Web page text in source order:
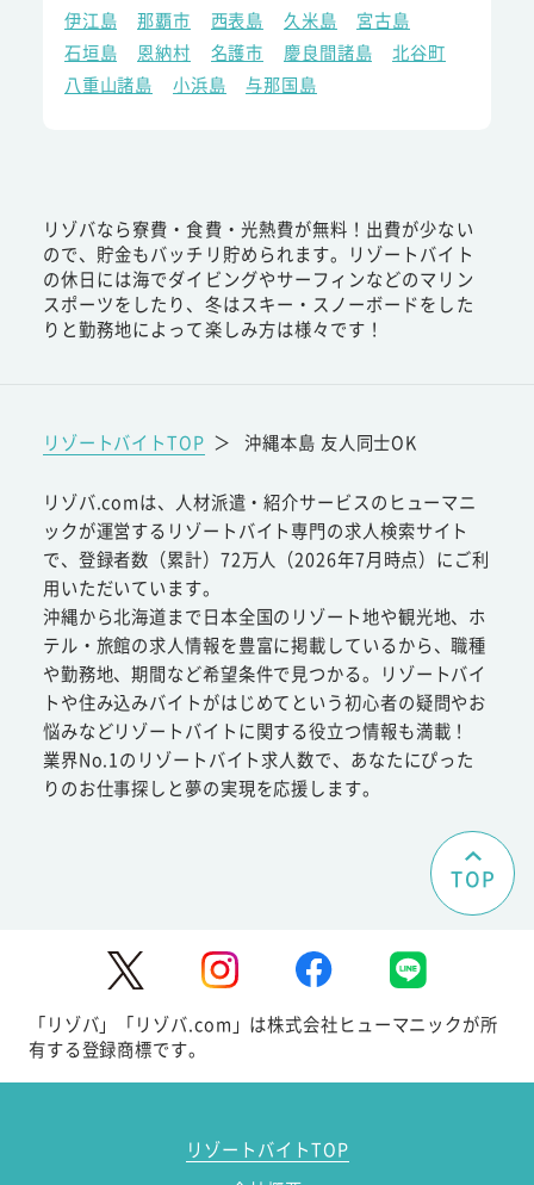
伊江島
那覇市 西表島 久米島
宮古島
石垣島
恩納村 名護市 慶良間諸島
北谷町
八重山諸島
小浜島 与那国島
リゾバなら寮費・食費・光熱費が無料！出費が少ない
ので、貯金もバッチリ貯められます。リゾートバイト
の休日には海でダイビングやサーフィンなどのマリン
スポーツをしたり、冬はスキー・スノーボードをした
りと勤務地によって楽しみ方は様々です！
リゾートバイトTOP ＞ 沖縄本島 友人同士OK
リゾバ.comは、人材派遣・紹介サービスのヒューマニ
ックが運営するリゾートバイト専門の求人検索サイト
で、登録者数（累計）72万人（2026年7月時点）にご利
用いただいています。
沖縄から北海道まで日本全国のリゾート地や観光地、ホ
テル・旅館の求人情報を豊富に掲載しているから、職種
や勤務地、期間など希望条件で見つかる。リゾートバイ
トや住み込みバイトがはじめてという初心者の疑問やお
悩みなどリゾートバイトに関する役立つ情報も満載！
業界No.1のリゾートバイト求人数で、あなたにぴった
りのお仕事探しと夢の実現を応援します。
TOP
「リゾバ」「リゾバ.com」は株式会社ヒューマニックが所
有する登録商標です。
リゾートバイトTOP